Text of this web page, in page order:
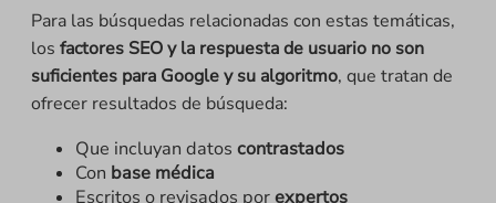
Para las búsquedas relacionadas con estas temáticas,
los factores SEO y la respuesta de usuario no son
suficientes para Google y su algoritmo, que tratan de
ofrecer resultados de búsqueda:
Que incluyan datos contrastados
Con base médica
Escritos o revisados porexpertos